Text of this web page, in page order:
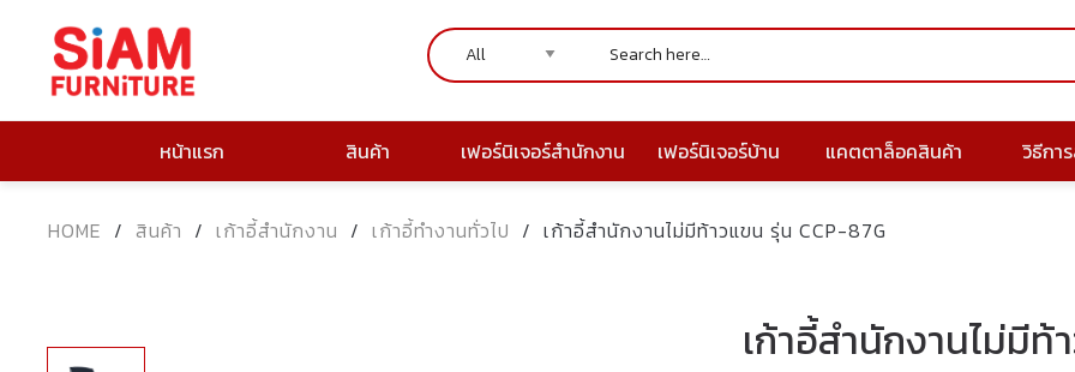
หน้าแรก สินค้า เฟอร์นิเจอร์สำนักงาน เฟอร์นิเจอร์บ้าน แคตตาล็อคสินค้า วิธีกา
HOME / สินค้า / เก้าอี้สำนักงาน / เก้าอี้ทำงานทั่วไป / เก้าอี้สำนักงานไม่มีท้าวแขน รุ่น CCP-87G
เก้าอี้สำนักงานไม่มีท้